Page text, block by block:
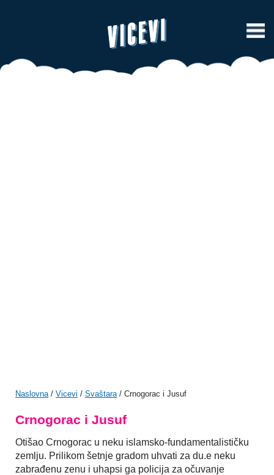
Naslovna/ Vicevi / Svaštara/ Crnogorac i Jusuf
Crnogorac i Jusuf
Otišao Crnogorac u neku islamsko-fundamentalističku
zemlju. Prilikom šetnje gradom uhvati za du.e neku
zabrađenu zenu i uhapsi ga policija za očuvanje